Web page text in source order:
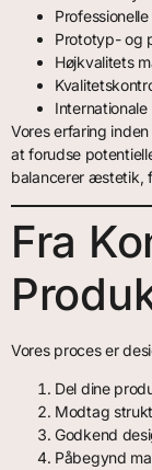
Prototyp- og
Højkvalitets
Vores erfaring
at forudse
balancerer æstetik,
Fra
Vores proces er
Del dine
Modtag
Godkend
Påbegynd